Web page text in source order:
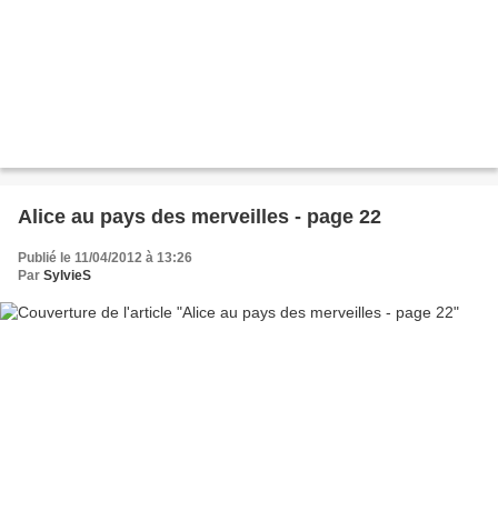
Alice au pays des merveilles - page 22
Publié le 11/04/2012 à 13:26
Par SylvieS